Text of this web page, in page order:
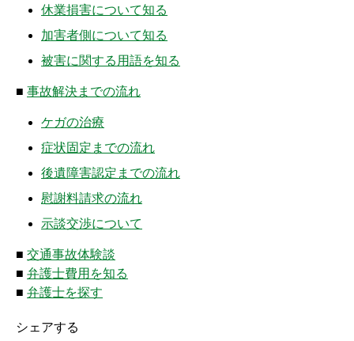
休業損害について知る
加害者側について知る
被害に関する用語を知る
■ 事故解決までの流れ
ケガの治療
症状固定までの流れ
後遺障害認定までの流れ
慰謝料請求の流れ
示談交渉について
■ 交通事故体験談
■ 弁護士費用を知る
■ 弁護士を探す
シェアする
捻挫の体験談
打撲の体験談
骨折の体験談
弁護士費用を知る
弁護士に相談[無料]